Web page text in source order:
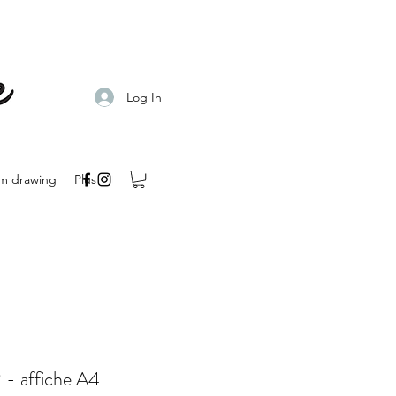
Log In
drawing Plus
- affiche A4